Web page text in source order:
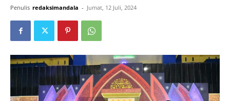
Penulis redaksimandala - Jumat, 12 Juli, 2024